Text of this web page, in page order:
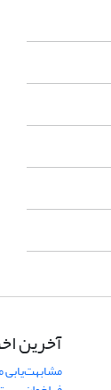
آخرین
مشابهت‌یابی